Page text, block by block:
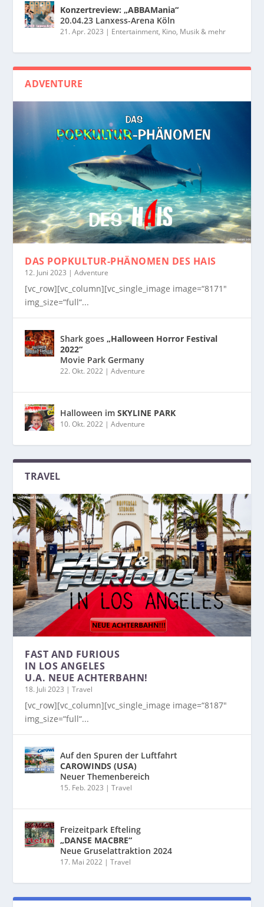
Konzertreview: „ABBAMania“
20.04.23 Lanxess-Arena Köln
21. Apr. 2023 | Entertainment, Kino, Musik & mehr
ADVENTURE
DAS POPKULTUR-PHÄNOMEN DES HAIS
12. Juni 2023 |Adventure
[vc_row][vc_column][vc_single_image image=“8171″
img_size=“full“...
Shark goes„Halloween Horror Festival
2022“
Movie Park Germany
22. Okt. 2022 |Adventure
Halloween imSKYLINE PARK
10. Okt. 2022 |Adventure
TRAVEL
FAST AND FURIOUS
IN LOS ANGELES
U.A. NEUE ACHTERBAHN!
18. Juli 2023 |Travel
[vc_row][vc_column][vc_single_image image=“8187″
img_size=“full“...
Auf den Spuren der Luftfahrt
CAROWINDS (USA)
Neuer Themenbereich
15. Feb. 2023 |Travel
Freizeitpark Efteling
„DANSE MACBRE“
Neue Gruselattraktion 2024
17. Mai 2022 |Travel